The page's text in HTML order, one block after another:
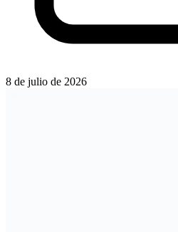
8 de julio de 2026